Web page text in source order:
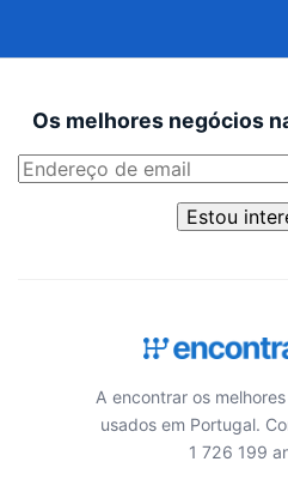
Os melhores negócios
Estou
A encontrar os
usados em Portugal.
1 726 199